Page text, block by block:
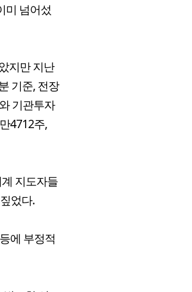
미 넘어섰
지만 지난
기준, 전장
기관투자
4712주,
지도자들
었다.
에 부정적